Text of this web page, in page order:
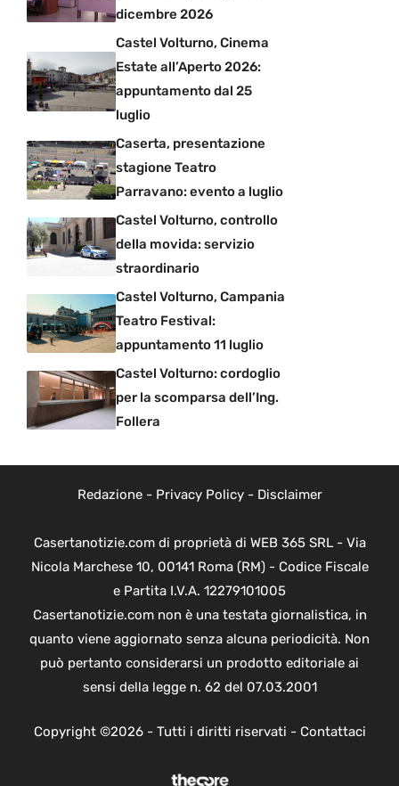
dicembre 2026
Castel Volturno, Cinema
Estate all’Aperto 2026:
appuntamento dal 25
luglio
Caserta, presentazione
stagione Teatro
Parravano: evento a luglio
Castel Volturno, controllo
della movida: servizio
straordinario
Castel Volturno, Campania
Teatro Festival:
appuntamento 11 luglio
Castel Volturno: cordoglio
per la scomparsa dell’Ing.
Follera
Redazione- Privacy Policy- Disclaimer
Casertanotizie.com di proprietà di WEB 365 SRL - Via
Nicola Marchese 10, 00141 Roma (RM) - Codice Fiscale
e Partita I.V.A. 12279101005
Casertanotizie.com non è una testata giornalistica, in
quanto viene aggiornato senza alcuna periodicità. Non
può pertanto considerarsi un prodotto editoriale ai
sensi della legge n. 62 del 07.03.2001
Copyright ©2026 - Tutti i diritti riservati - Contattaci